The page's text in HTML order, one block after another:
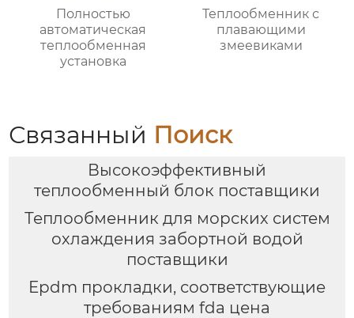
Полностью
автоматическая
теплообменная
установка
Теплообменник с
плавающими
змеевиками
Связанный Поиск
Высокоэффективный
теплообменный блок поставщики
Теплообменник для морских систем
охлаждения забортной водой
поставщики
Epdm прокладки, соответствующие
требованиям fda цена